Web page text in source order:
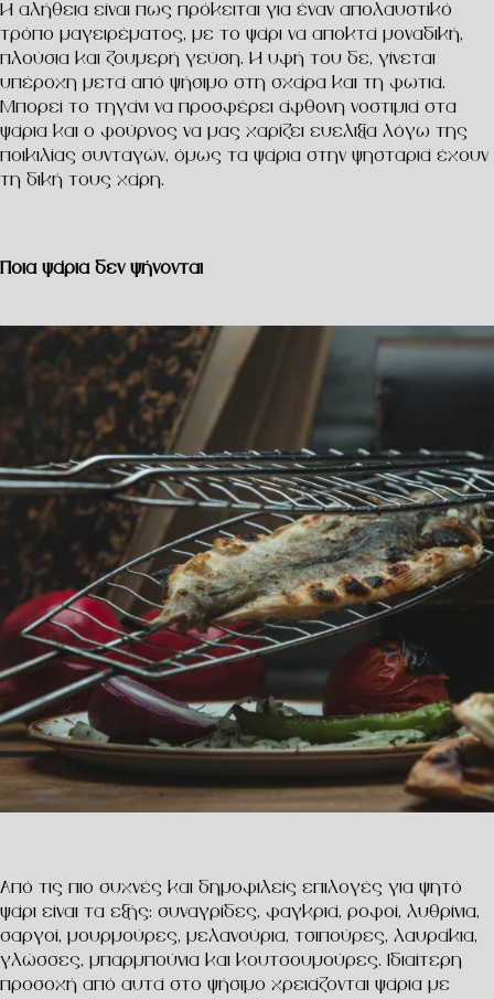
Η αλήθεια είναι πως πρόκειται για έναν απολαυστικό
τρόπο μαγειρέματος, με το ψάρι να αποκτά μοναδική,
πλούσια και ζουμερή γεύση. Η υφή του δε, γίνεται
υπέροχη μετά από ψήσιμο στη σχάρα και τη φωτιά.
Μπορεί το τηγάνι να προσφέρει άφθονη νοστιμιά στα
ψάρια και ο φούρνος να μας χαρίζει ευελιξία λόγω της
ποικιλίας συνταγών, όμως τα ψάρια στην ψησταριά έχουν
τη δική τους χάρη.
Ποια ψάρια δεν ψήνονται
Από τις πιο συχνές και δημοφιλείς επιλογές για ψητό
ψάρι είναι τα εξής: συναγρίδες, φαγκριά, ροφοί, λυθρίνια,
σαργοί, μουρμούρες, μελανούρια, τσιπούρες, λαυράκια,
γλώσσες, μπαρμπούνια και κουτσουμούρες. Ιδιαίτερη
προσοχή από αυτά στο ψήσιμο χρειάζονται ψάρια με